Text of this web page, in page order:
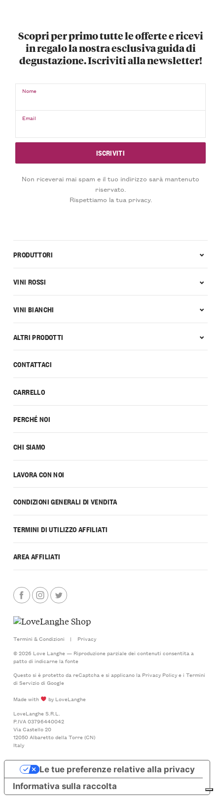
Scopri per primo tutte le offerte e ricevi
in regalo la nostra esclusiva guida di
degustazione. Iscriviti alla newsletter!
Nome
Email
Non riceverai mai spam e il tuo indirizzo sarà mantenuto
riservato.
Rispettiamo la tua privacy.
CONTATTACI
CARRELLO
PERCHÉ NOI
CHI SIAMO
LAVORA CON NOI
CONDIZIONI GENERALI DI VENDITA
TERMINI DI UTILIZZO AFFILIATI
AREA AFFILIATI
PRODUTTORI
VINI ROSSI
VINI BIANCHI
ALTRI PRODOTTI
Termini & Condizioni |
Privacy
© 2026 Love Langhe — Riproduzione parziale dei contenuti consentita a
patto di indicarne la fonte
Questo si è protetto da reCaptcha e si applicano la Privacy Policye i Termini
di Serviziodi Google
Made with
by LoveLanghe
LoveLanghe S.R.L.
P.IVA 03796440042
Via Castello 20
12050 Albaretto della Torre (CN)
Italy
Informativa sulla raccolta
Le tue preferenze relative alla privacy